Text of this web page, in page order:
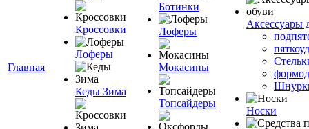
Главная
Кроссовки
Лоферы
Кеды Зима
Ботинки
Лоферы
Мокасины
Топсайдеры
Аксессуары
Носки